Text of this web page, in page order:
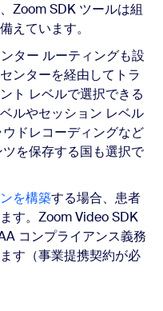
Zoom SDK ツールは組
えています。
ター ルーティングも設
ンターを経由してトラ
ト レベルで選択できる
ルやセッション レベル
ドレコーディングなど
を保存する国も選択で
を構築する場合、患者
す。Zoom Video SDK
コンプライアンス義務
す（事業提携契約が必